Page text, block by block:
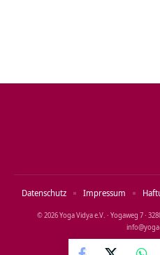
© 2026 Yoga Vidya e.V. · Yogaweg 7 ·
Datenschutz Impressum